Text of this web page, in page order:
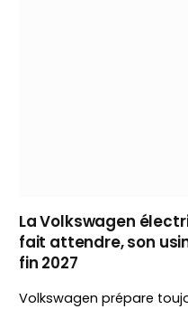
La Volkswagen
fait attendre, son
fin 2027
Volkswagen prépare